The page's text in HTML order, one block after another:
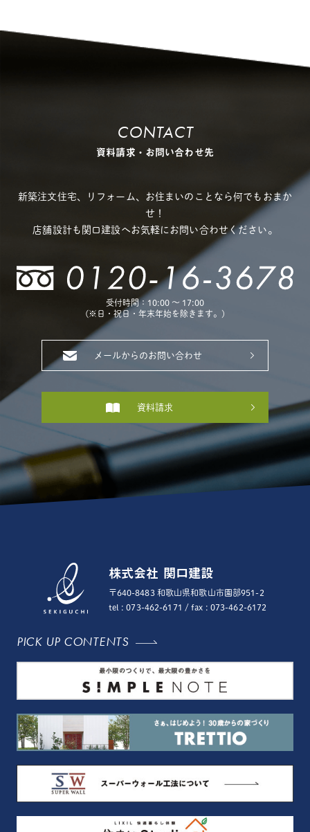
CONTACT
資料請求・お問い合わせ先
新築注文住宅、リフォーム、お住まいのことなら何でもおまか
せ！
店舗設計も関口建設へお気軽にお問い合わせください。
受付時間：10:00 〜 17:00
(※日・祝日・年末年始を除きます。)
メールからのお問い合わせ
資料請求
株式会社 関口建設
〒640-8483 和歌山県和歌山市園部951-2
tel : 073-462-6171 / fax : 073-462-6172
PICK UP CONTENTS